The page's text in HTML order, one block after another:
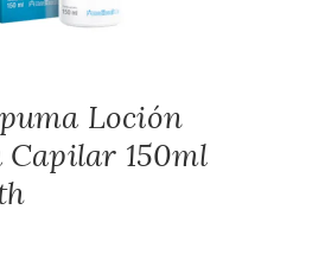
Loción
150ml